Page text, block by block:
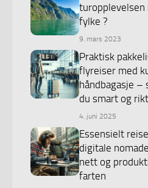
turopplevelsen
fylke ?
9. mars 2023
Praktisk
flyreiser med
håndbagasje –
du smart og
4. juni 2025
Essensielt
digitale
nett og
farten